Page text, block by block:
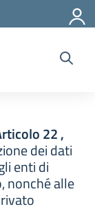
22 ,
dei dati
enti di
nonché alle